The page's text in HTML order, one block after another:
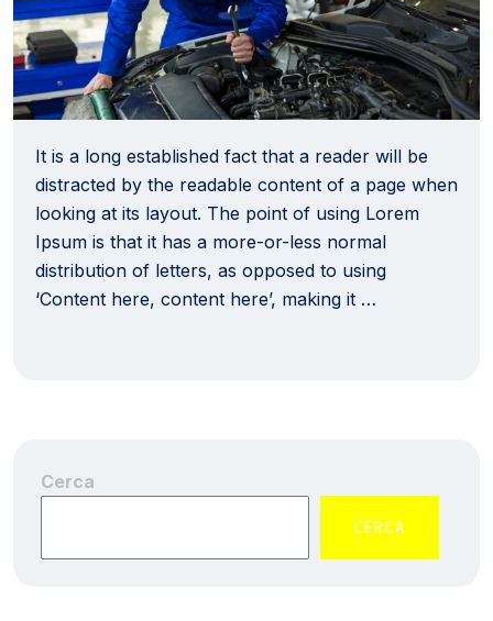
It is a long established fact that a reader will be
distracted by the readable content of a page when
looking at its layout. The point of using Lorem
Ipsum is that it has a more-or-less normal
distribution of letters, as opposed to using
‘Content here, content here’, making it …
Cerca
CERCA